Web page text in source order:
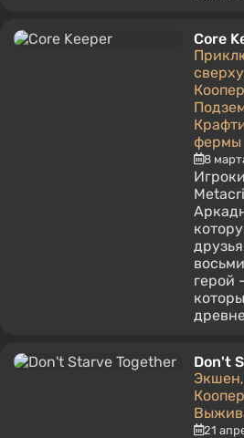
Core
сверху
фермы
8
герой
Don't
Экшен,
21